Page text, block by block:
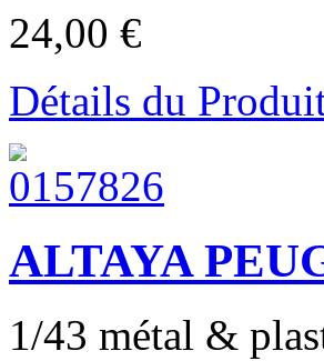
24,00 €
Détails du
ALTAYA
1/43 métal &